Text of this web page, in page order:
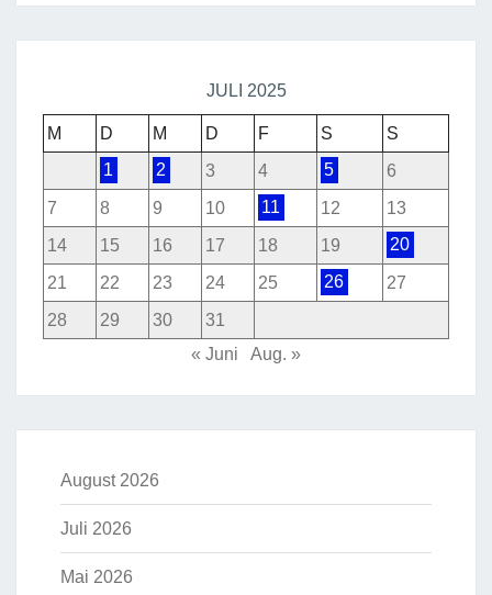
JULI 2025
M D M D F S
S
1
2 3 4 5
6
7
8 9 10 11 12
13
14
15 16 17 18 19
20
21
22 23 24 25 26
27
28
29 30
31
« Juni
Aug. »
August 2026
Juli 2026
Mai 2026